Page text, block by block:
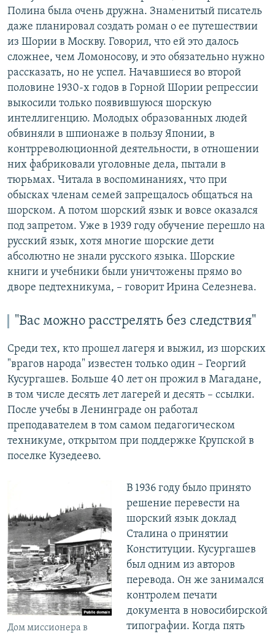
Полина была очень дружна. Знаменитый писатель
даже планировал создать роман о ее путешествии
из Шории в Москву. Говорил, что ей это далось
сложнее, чем Ломоносову, и это обязательно нужно
рассказать, но не успел. Начавшиеся во второй
половине 1930-х годов в Горной Шории репрессии
выкосили только появившуюся шорскую
интеллигенцию. Молодых образованных людей
обвиняли в шпионаже в пользу Японии, в
контрреволюционной деятельности, в отношении
них фабриковали уголовные дела, пытали в
тюрьмах. Читала в воспоминаниях, что при
обысках членам семей запрещалось общаться на
шорском. А потом шорский язык и вовсе оказался
под запретом. Уже в 1939 году обучение перешло на
русский язык, хотя многие шорские дети
абсолютно не знали русского языка. Шорские
книги и учебники были уничтожены прямо во
дворе педтехникума, – говорит Ирина Селезнева.
"Вас можно расстрелять без следствия"
Среди тех, кто прошел лагеря и выжил, из шорских
"врагов народа" известен только один – Георгий
Кусургашев. Больше 40 лет он прожил в Магадане,
в том числе десять лет лагерей и десять – ссылки.
После учебы в Ленинграде он работал
преподавателем в том самом педагогическом
техникуме, открытом при поддержке Крупской в
поселке Кузедеево.
Дом миссионера в
В 1936 году было принято
решение перевести на
шорский язык доклад
Сталина о принятии
Конституции. Кусургашев
был одним из авторов
перевода. Он же занимался
контролем печати
документа в новосибирской
типографии. Когда пять